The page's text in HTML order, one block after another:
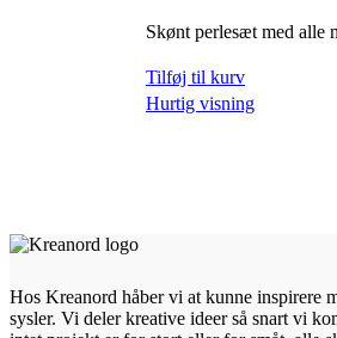
pris
kr.49,00.
pris
Skønt perlesæt med alle
Tilføj til kurv
Hurtig visning
Hos Kreanord håber vi at kunne inspirere
sysler. Vi deler kreative ideer så snart vi